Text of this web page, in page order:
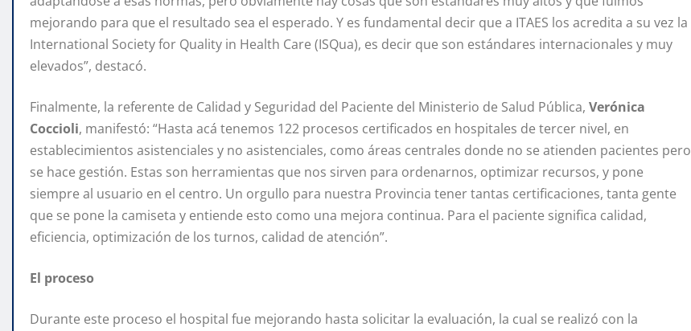
mejorando para que el resultado sea el esperado. Y es fundamental decir que a ITAES los acredita a su vez la
International Society for Quality in Health Care (ISQua), es decir que son estándares internacionales y muy
elevados”, destacó.
Finalmente, la referente de Calidad y Seguridad del Paciente del Ministerio de Salud Pública, Verónica
Coccioli, manifestó: “Hasta acá tenemos 122 procesos certificados en hospitales de tercer nivel, en
establecimientos asistenciales y no asistenciales, como áreas centrales donde no se atienden pacientes pero
se hace gestión. Estas son herramientas que nos sirven para ordenarnos, optimizar recursos, y pone
siempre al usuario en el centro. Un orgullo para nuestra Provincia tener tantas certificaciones, tanta gente
que se pone la camiseta y entiende esto como una mejora continua. Para el paciente significa calidad,
eficiencia, optimización de los turnos, calidad de atención”.
El proceso
Durante este proceso el hospital fue mejorando hasta solicitar la evaluación, la cual se realizó con la